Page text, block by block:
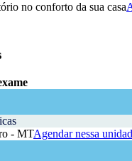
no conforto da sua casa
- MTAgendar nessa